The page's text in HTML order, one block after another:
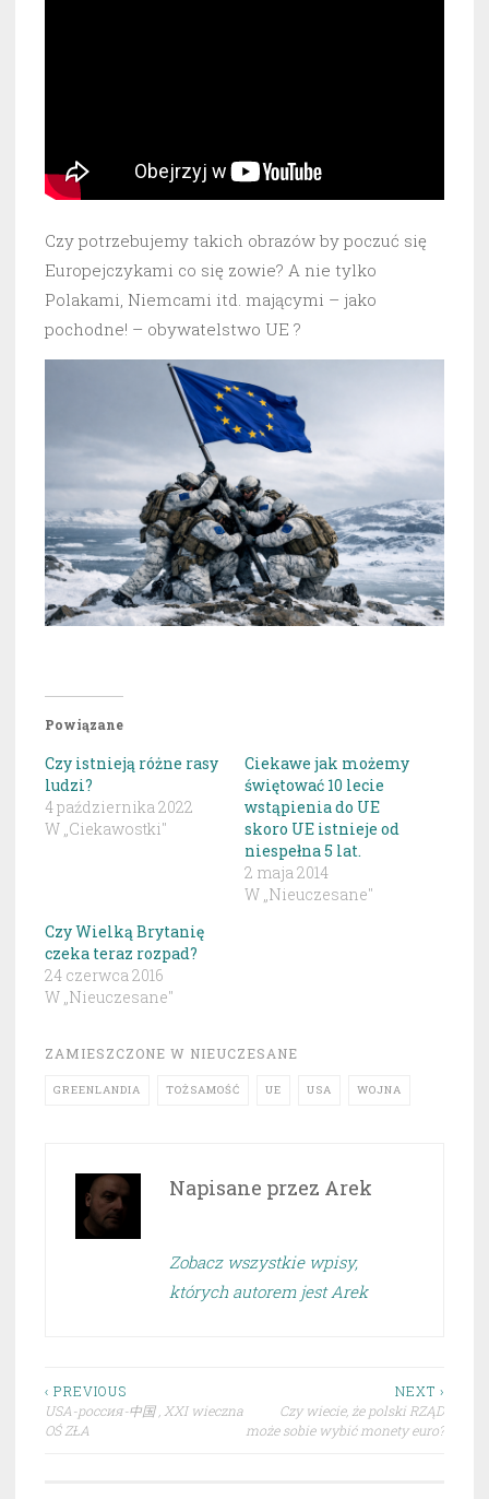
Czy potrzebujemy takich obrazów by poczuć się
Europejczykami co się zowie? A nie tylko
Polakami, Niemcami itd. mającymi – jako
pochodne! – obywatelstwo UE ?
Powiązane
Czy istnieją różne rasy
ludzi?
4 października 2022
W „Ciekawostki"
Ciekawe jak możemy
świętować 10 lecie
wstąpienia do UE
skoro UE istnieje od
niespełna 5 lat.
2 maja 2014
W „Nieuczesane"
Czy Wielką Brytanię
czeka teraz rozpad?
24 czerwca 2016
W „Nieuczesane"
ZAMIESZCZONE W NIEUCZESANE
GREENLANDIA TOŻSAMOŚĆ UE USA WOJNA
Napisane przez Arek
Zobacz wszystkie wpisy,
których autorem jest Arek
Nawigacja
wpisu
‹ PREVIOUS
USA-россия-中国 , XXI wieczna
OŚ ZŁA
NEXT ›
Czy wiecie, że polski RZĄD
może sobie wybić monety euro?